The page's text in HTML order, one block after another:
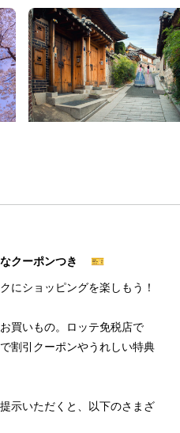
なクーポンつき 🎫
にショッピングを楽しもう！
買いもの。ロッテ免税店で
割引クーポンやうれしい特典
示いただくと、以下のさまざ